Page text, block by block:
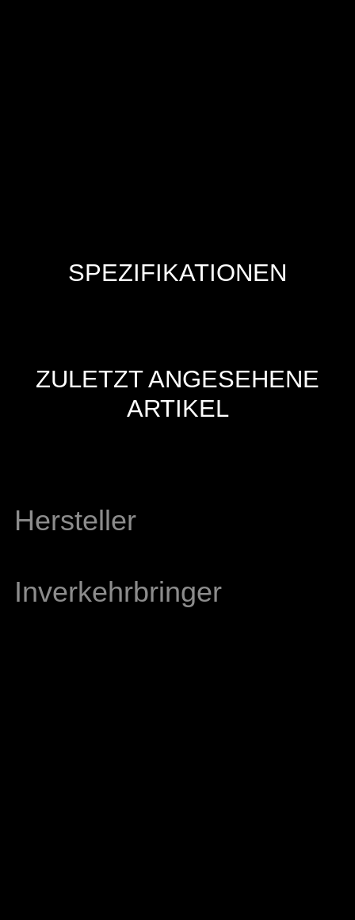
SPEZIFIKATIONEN
ZULETZT ANGESEHENE
ARTIKEL
Hersteller
Inverkehrbringer